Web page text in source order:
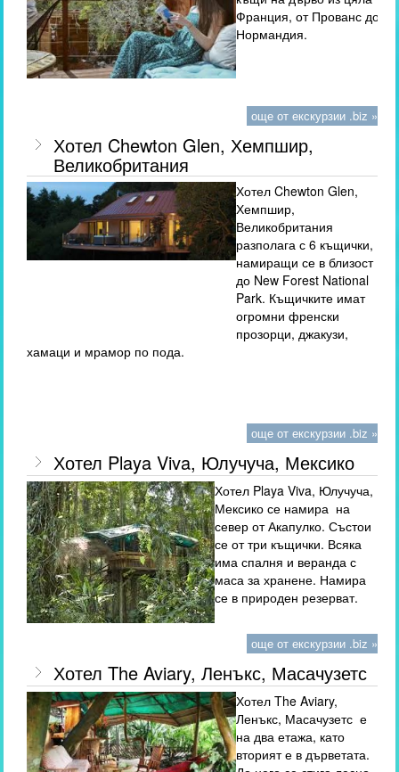
Франция, от Прованс до
Нормандия.
още от екскурзии .biz »
Хотел Chewton Glen, Хемпшир,
Великобритания
Хотел Chewton Glen,
Хемпшир,
Великобритания
разполага с 6 къщички,
намиращи се в близост
до New Forest National
Park. Къщичките имат
огромни френски
прозорци, джакузи,
хамаци и мрамор по пода.
още от екскурзии .biz »
Хотел Playa Viva, Юлучуча, Мексико
Хотел Playa Viva, Юлучуча,
Мексико се намира на
север от Акапулко. Състои
се от три къщички. Всяка
има спалня и веранда с
маса за хранене. Намира
се в природен резерват.
още от екскурзии .biz »
Хотел The Aviary, Ленъкс, Масачузетс
Хотел The Aviary,
Ленъкс, Масачузетс е
на два етажа, като
вторият е в дърветата.